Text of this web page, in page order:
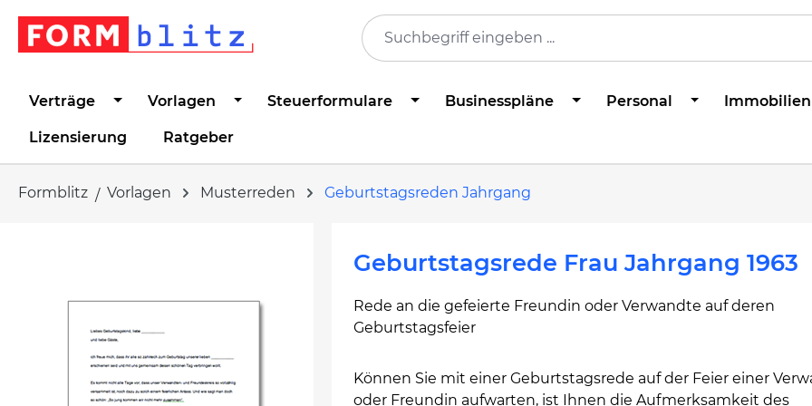
Zur Hauptnavigation springen
Verträge Vorlagen Steuerformulare Businesspläne Personal Immobilien
Lizensierung Ratgeber
Formblitz Vorlagen Musterreden Geburtstagsreden Jahrgang
Geburtstagsrede Frau Jahrgang 1963
Rede an die gefeierte Freundin oder Verwandte auf deren
Geburtstagsfeier
Können Sie mit einer Geburtstagsrede auf der Feier einer
oder Freundin aufwarten, ist Ihnen die Aufmerksamkeit des